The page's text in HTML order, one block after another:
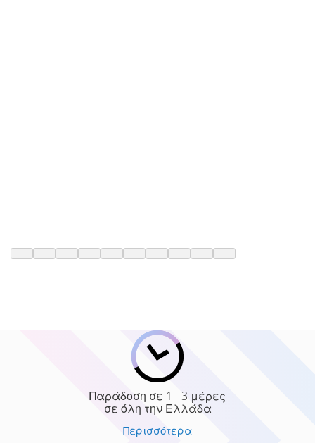
Παράδοση σε 1 - 3 μέρες
σε όλη την Ελλάδα
Περισσότερα